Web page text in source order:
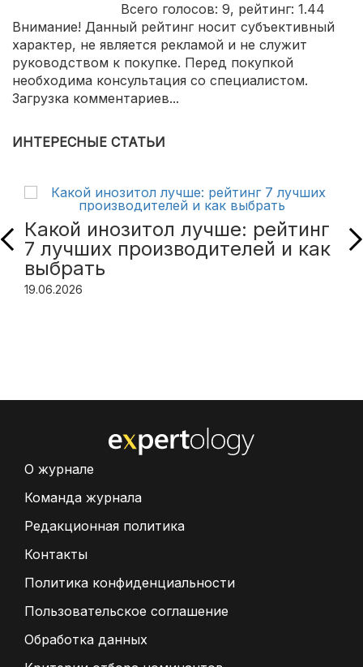
Всего голосов: 9, рейтинг: 1.44
Внимание! Данный рейтинг носит субъективный
характер, не является рекламой и не служит
руководством к покупке. Перед покупкой
необходима консультация со специалистом.
Загрузка комментариев...
ИНТЕРЕСНЫЕ СТАТЬИ
Какой инозитол лучше: рейтинг
7 лучших производителей и как
выбрать
19.06.2026
О журнале
Команда журнала
Редакционная политика
Контакты
Политика конфиденциальности
Пользовательское соглашение
Обработка данных